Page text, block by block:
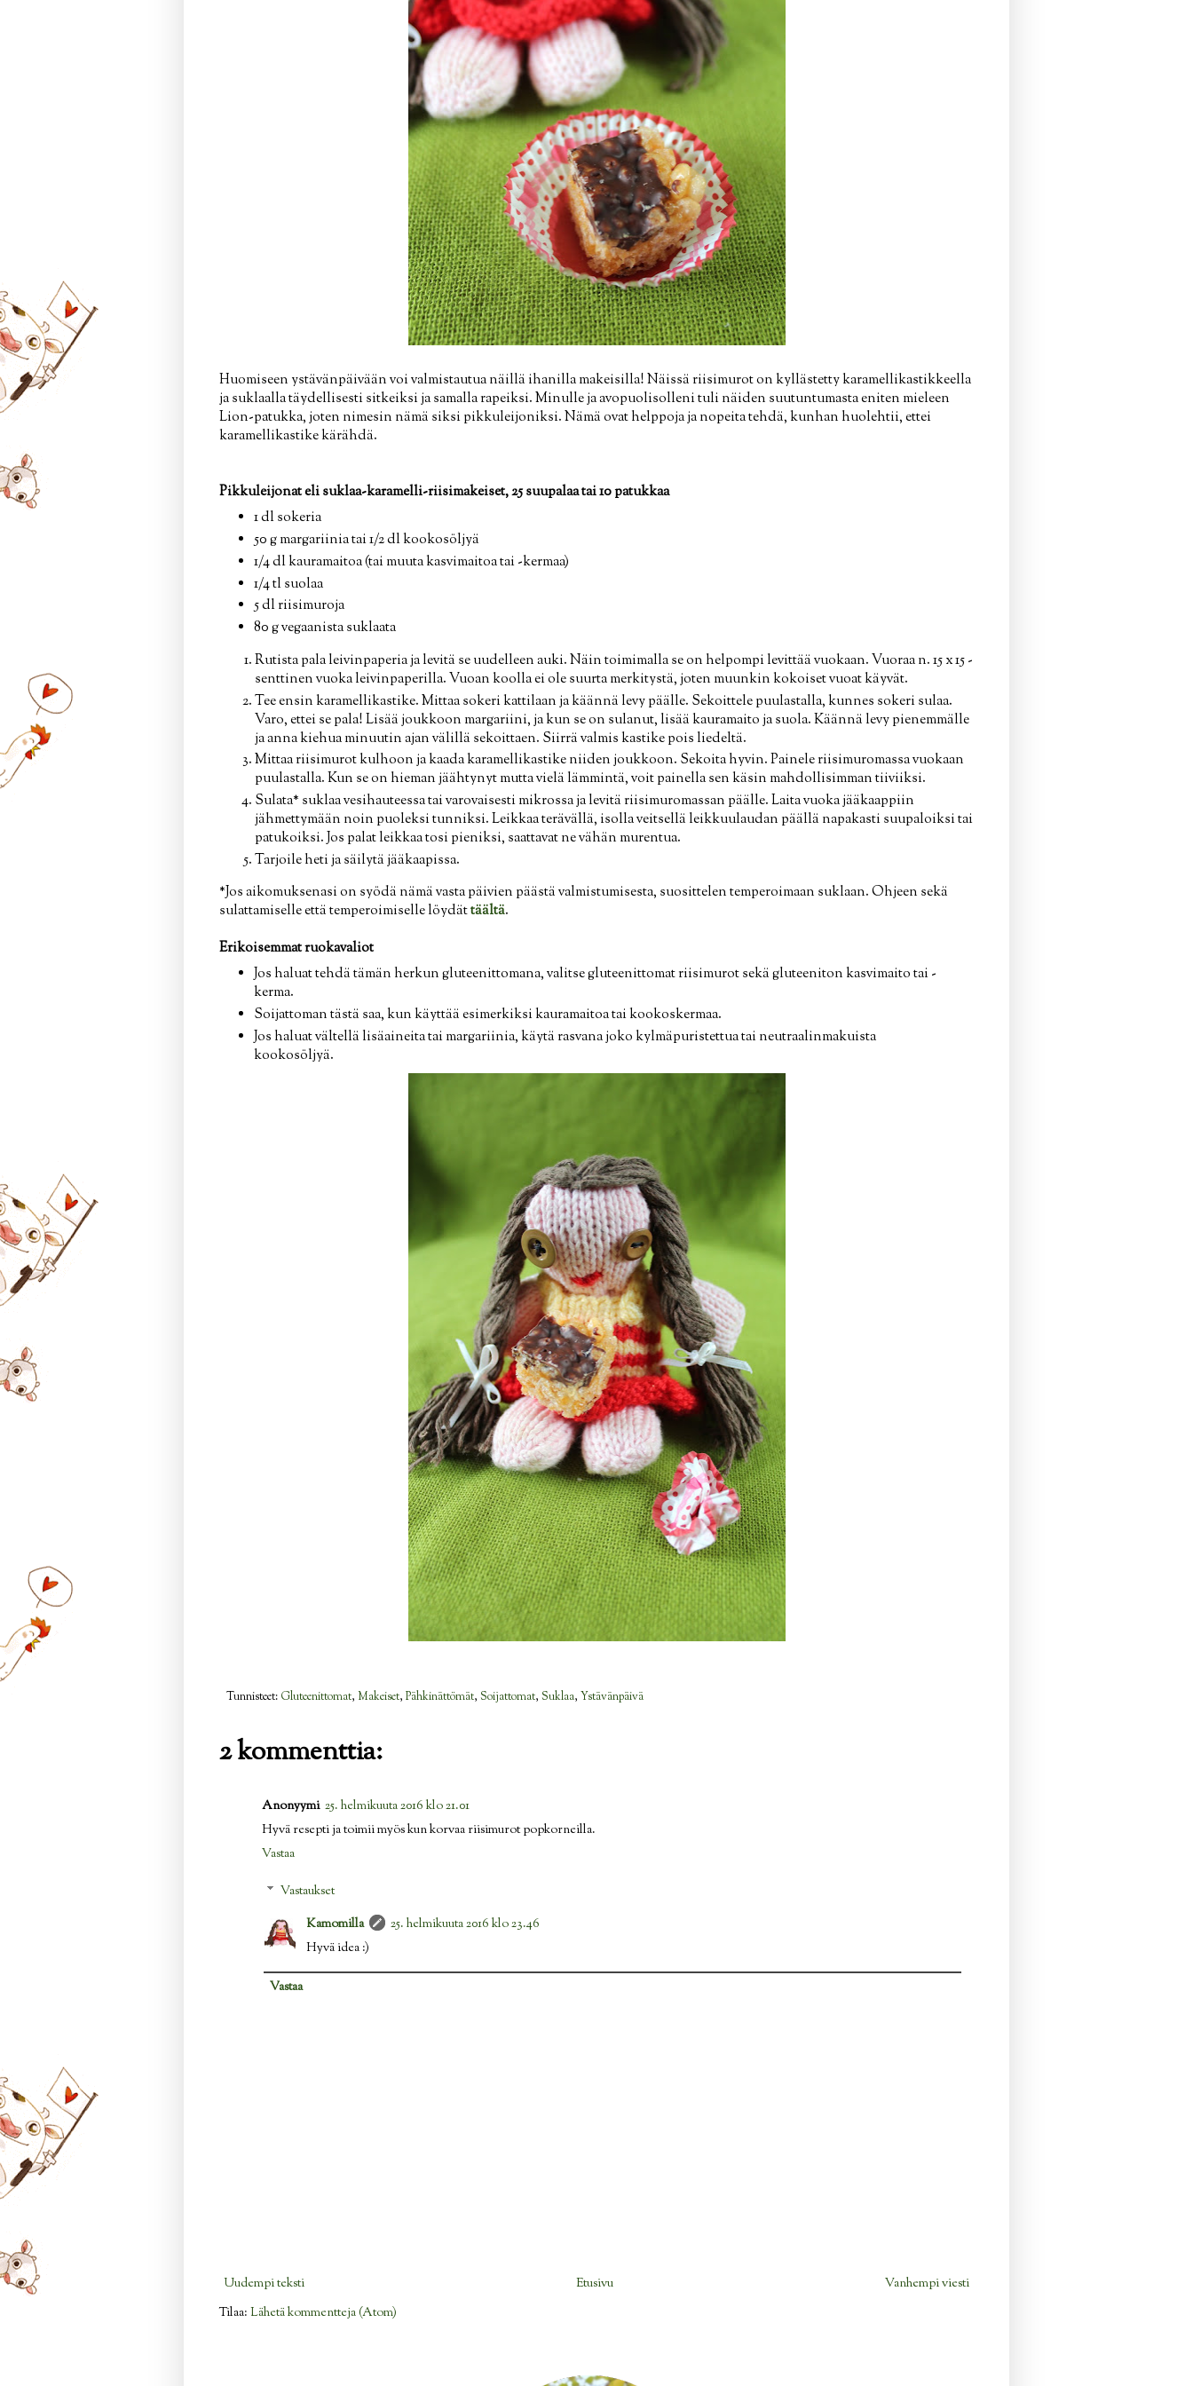
Huomiseen ystävänpäivään voi valmistautua näillä ihanilla makeisilla! Näissä riisimurot on kyllästetty karamellikastikkeella
ja suklaalla täydellisesti sitkeiksi ja samalla rapeiksi. Minulle ja avopuolisolleni tuli näiden suutuntumasta eniten mieleen
Lion-patukka, joten nimesin nämä siksi pikkuleijoniksi. Nämä ovat helppoja ja nopeita tehdä, kunhan huolehtii, ettei
karamellikastike kärähdä.
Pikkuleijonat eli suklaa-karamelli-riisimakeiset, 25 suupalaa tai 10 patukkaa
1 dl sokeria
50 g margariinia tai 1/2 dl kookosöljyä
1/4 dl kauramaitoa (tai muuta kasvimaitoa tai -kermaa)
1/4 tl suolaa
5 dl riisimuroja
80 g vegaanista suklaata
Rutista pala leivinpaperia ja levitä se uudelleen auki. Näin toimimalla se on helpompi levittää vuokaan. Vuoraa n. 15 x 15 -
senttinen vuoka leivinpaperilla. Vuoan koolla ei ole suurta merkitystä, joten muunkin kokoiset vuoat käyvät.
Tee ensin karamellikastike. Mittaa sokeri kattilaan ja käännä levy päälle. Sekoittele puulastalla, kunnes sokeri sulaa.
Varo, ettei se pala! Lisää joukkoon margariini, ja kun se on sulanut, lisää kauramaito ja suola. Käännä levy pienemmälle
ja anna kiehua minuutin ajan välillä sekoittaen. Siirrä valmis kastike pois liedeltä.
Mittaa riisimurot kulhoon ja kaada karamellikastike niiden joukkoon. Sekoita hyvin. Painele riisimuromassa vuokaan
puulastalla. Kun se on hieman jäähtynyt mutta vielä lämmintä, voit painella sen käsin mahdollisimman tiiviiksi.
Sulata* suklaa vesihauteessa tai varovaisesti mikrossa ja levitä riisimuromassan päälle. Laita vuoka jääkaappiin
jähmettymään noin puoleksi tunniksi. Leikkaa terävällä, isolla veitsellä leikkuulaudan päällä napakasti suupaloiksi tai
patukoiksi. Jos palat leikkaa tosi pieniksi, saattavat ne vähän murentua.
Tarjoile heti ja säilytä jääkaapissa.
*Jos aikomuksenasi on syödä nämä vasta päivien päästä valmistumisesta, suosittelen temperoimaan suklaan. Ohjeen sekä
sulattamiselle että temperoimiselle löydättäältä.
Erikoisemmat ruokavaliot
Jos haluat tehdä tämän herkun gluteenittomana, valitse gluteenittomat riisimurot sekä gluteeniton kasvimaito tai -
kerma.
Soijattoman tästä saa, kun käyttää esimerkiksi kauramaitoa tai kookoskermaa.
Jos haluat vältellä lisäaineita tai margariinia, käytä rasvana joko kylmäpuristettua tai neutraalinmakuista
kookosöljyä.
Tunnisteet: Gluteenittomat, Makeiset, Pähkinättömät, Soijattomat, Suklaa, Ystävänpäivä
2 kommenttia:
Anonyymi 25. helmikuuta 2016 klo 21.01
Hyvä resepti ja toimii myös kun korvaa riisimurot popkorneilla.
Vastaa
Vastaukset
Kamomilla
25. helmikuuta 2016 klo 23.46
Hyvä idea :)
Vastaa
Uudempi teksti Vanhempi viesti
Etusivu
Tilaa: Lähetä kommentteja (Atom)